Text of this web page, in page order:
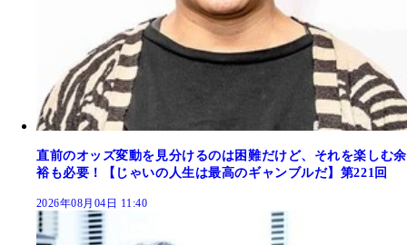
直前のオッズ変動を見分けるのは困難だけど、それを楽しむ余
裕も必要！【じゃいの人生は最高のギャンブルだ】第221回
2026年08月04日 11:40